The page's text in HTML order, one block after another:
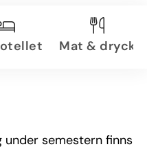
Mat & dryck
under semestern finns